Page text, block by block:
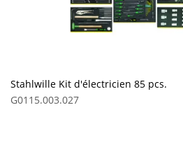
Stahlwille Kit d'électricien 85 pcs.
G0115.003.027